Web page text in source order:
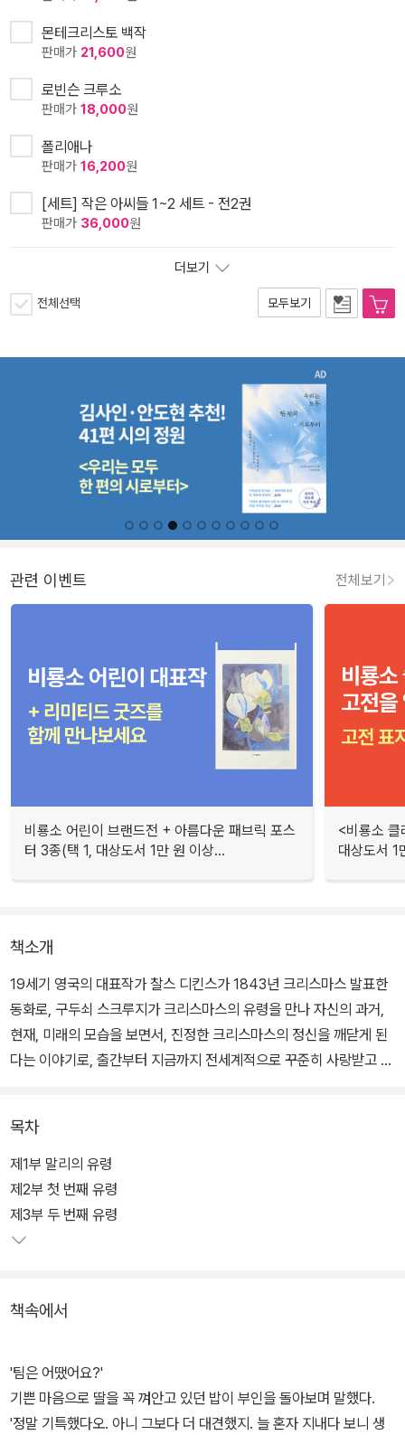
몬테크리스토 백작
판매가 21,600원
로빈슨 크루소
판매가 18,000원
폴리애나
판매가 16,200원
[세트] 작은 아씨들 1~2 세트 - 전2권
판매가 36,000원
더보기
전체선택 모두보기
관련 이벤트 전체보기
비룡소 어린이 브랜드전 + 아름다운 패브릭 포스
터 3종(택 1, 대상도서 1만 원 이상...
<비룡소
대상도서 1
책소개
19세기 영국의 대표작가 찰스 디킨스가 1843년 크리스마스 발표한
동화로, 구두쇠 스크루지가 크리스마스의 유령을 만나 자신의 과거,
현재, 미래의 모습을 보면서, 진정한 크리스마스의 정신을 깨닫게 된
다는 이야기로, 출간부터 지금까지 전세계적으로 꾸준히 사랑받고 있
백년의 시간이 흘렀지만, <크리스마스 캐럴>이 여전히 사랑받는 이
유는, 이 작품이 말하고 있는 '크리스마스 정신'때문이다. 크리스마스
는 굳게 닫았던 마음의 문을 여는 날이며, 가난한 사람을과 자기자신
을 위해 사랑을 베푸는 날이라는 것을 작품 전면에서 이야기하고 있
다.
국의 크리스마스로 데리고 간다. 찬란한 빛과 아름다운 목소리, 즐거
재, 미래로 떠나는 스크루지 여행은 환상적인 분위기가 흘러 넘친다.
목차
제1부 말리의 유령
제2부 첫 번째 유령
제3부 두 번째 유령
책속에서
'팀은 어땠어요?'
기쁜 마음으로 딸을 꼭 껴안고 있던 밥이 부인을 돌아보며 말했다.
'정말 기특했다오. 아니 그보다 더 대견했지. 늘 혼자 지내다 보니 생